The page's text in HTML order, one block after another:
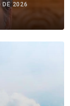
DE 2026